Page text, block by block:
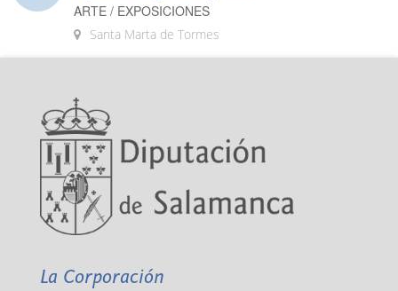
ARTE / EXPOSICIONES
Santa Marta de Tormes
La Corporación